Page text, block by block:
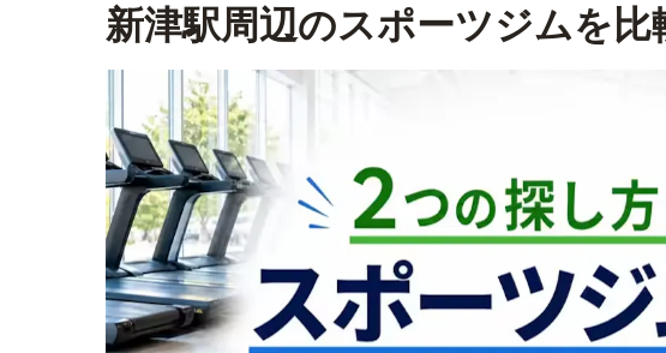
新津駅周辺のスポーツジムを比